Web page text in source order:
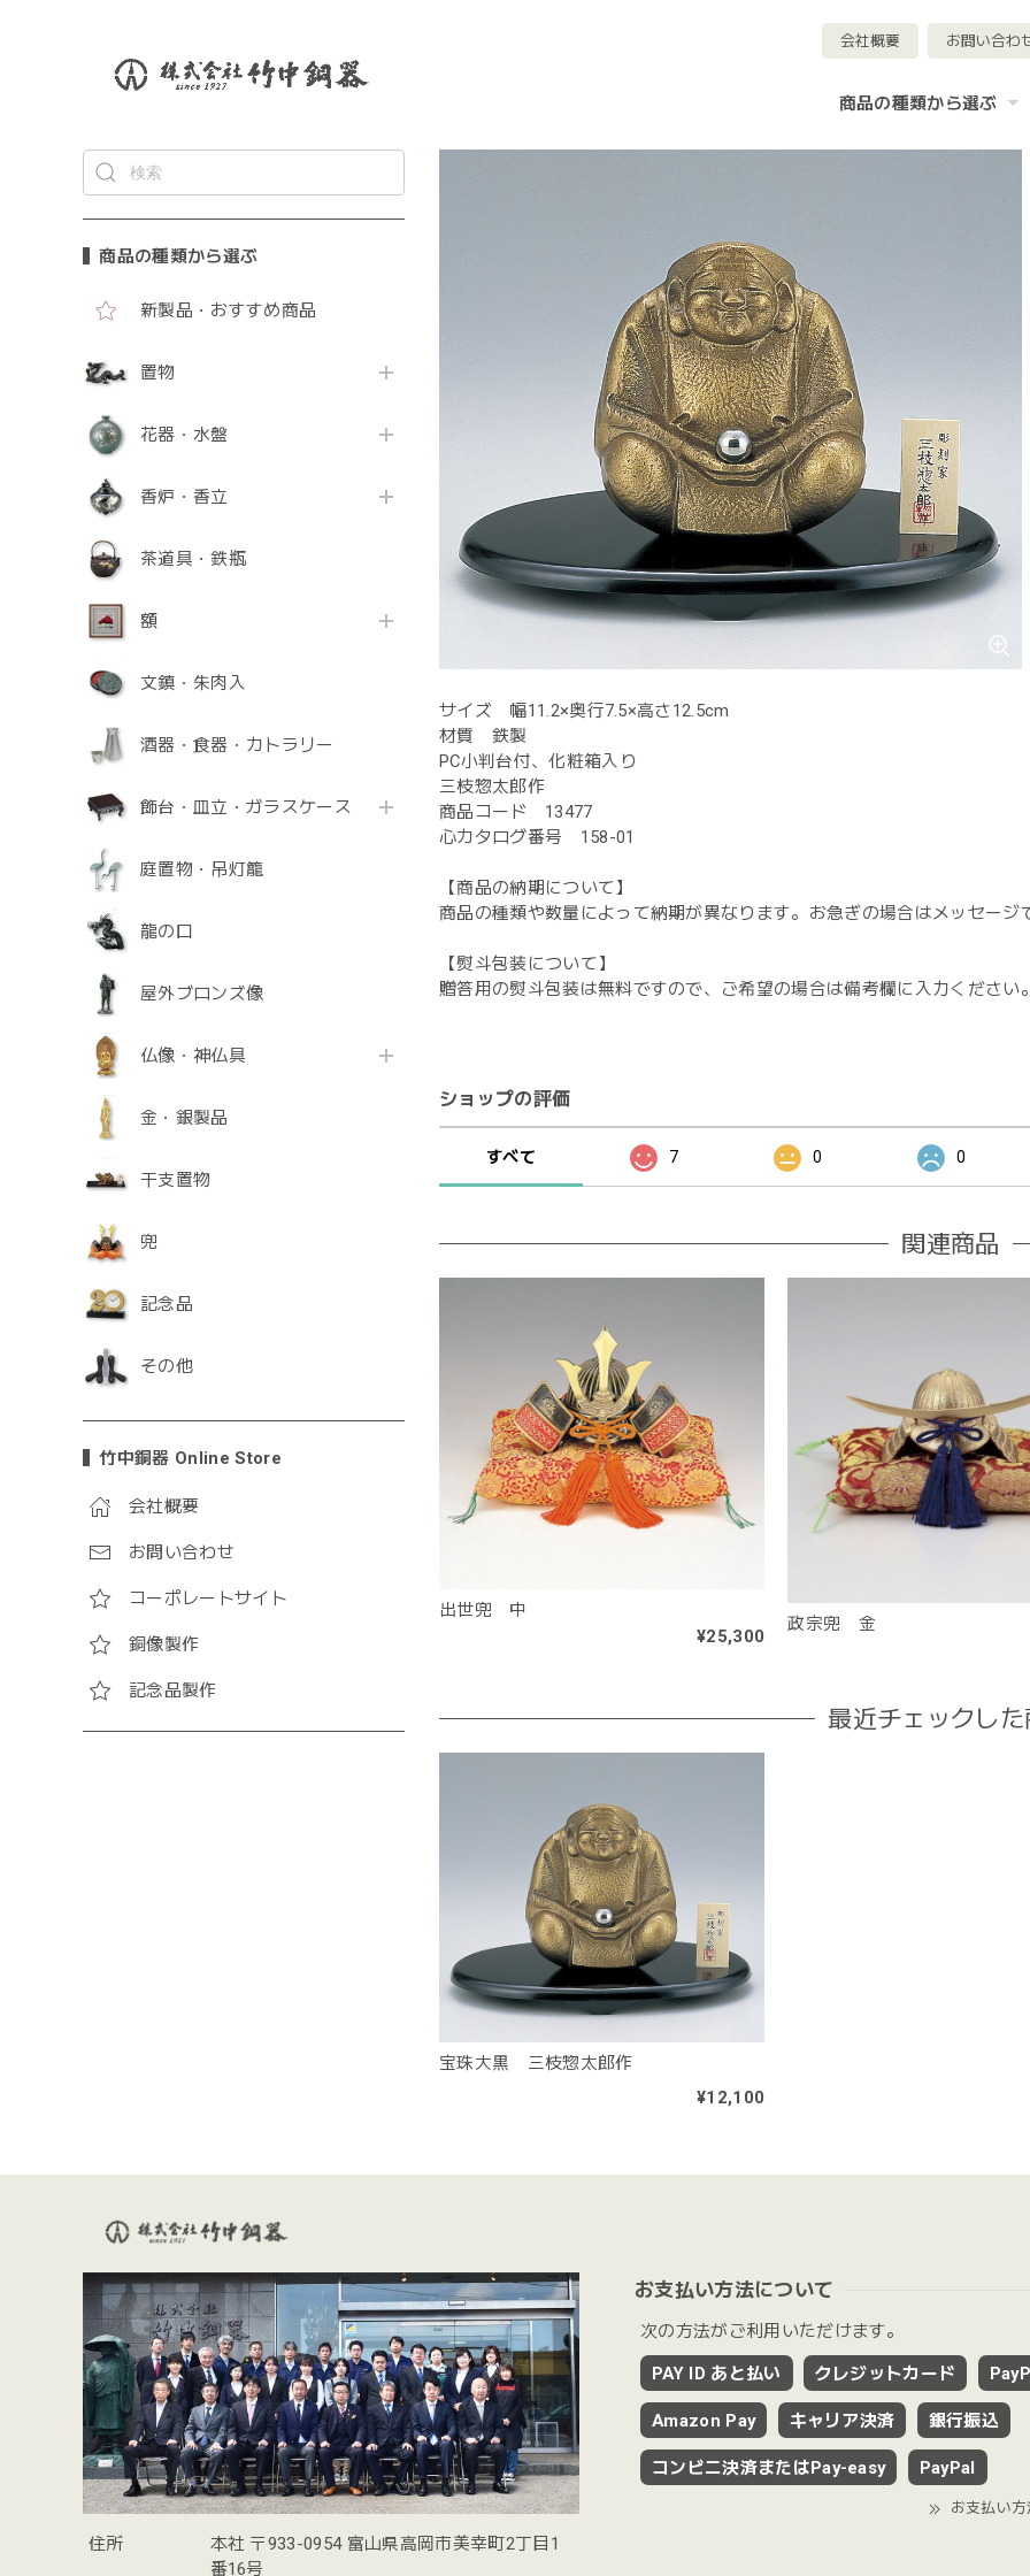
会社概要 お問い合わ
商品の種類から選ぶ
商品の種類から選ぶ
新製品・おすすめ商品
置物
花器・水盤
香炉・香立
茶道具・鉄瓶
額
文鎮・朱肉入
酒器・食器・カトラリー
飾台・皿立・ガラスケース
庭置物・吊灯籠
龍の口
屋外ブロンズ像
仏像・神仏具
金・銀製品
干支置物
兜
記念品
その他
竹中銅器 Online Store
会社概要
お問い合わせ
コーポレートサイト
銅像製作
記念品製作
サイズ 幅11.2×奥行7.5×高さ12.5cm
材質 鉄製
PC小判台付、化粧箱入り
三枝惣太郎作
商品コード 13477
心カタログ番号 158-01
【商品の納期について】
商品の種類や数量によって納期が異なります。お急ぎの場合はメッセー
【熨斗包装について】
贈答用の熨斗包装は無料ですので、ご希望の場合は備考欄に入力ください
ショップの評価
すべて 7 0 0
関連商品
出世兜 中
¥25,300
政宗兜 金
最近チェックし
宝珠大黒 三枝惣太郎作
¥12,100
住所
本社 〒933-0954 富山県高岡市美幸町2丁目1
番16号
お支払い方法について
次の方法がご利用いただけます。
PAY ID あと払い クレジットカード
Amazon Pay キャリア決済 銀行振込
コンビニ決済またはPay-easy PayPal
お支払い